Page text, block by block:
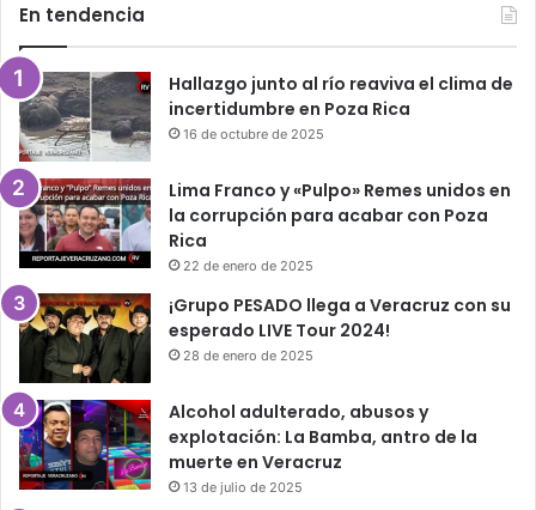
En tendencia
Hallazgo junto al río reaviva el clima de
incertidumbre en Poza Rica
16 de octubre de 2025
Lima Franco y «Pulpo» Remes unidos en
la corrupción para acabar con Poza
Rica
22 de enero de 2025
¡Grupo PESADO llega a Veracruz con su
esperado LIVE Tour 2024!
28 de enero de 2025
Alcohol adulterado, abusos y
explotación: La Bamba, antro de la
muerte en Veracruz
13 de julio de 2025